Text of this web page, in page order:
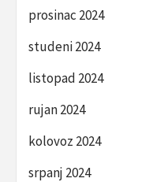
prosinac 2024
studeni 2024
listopad 2024
rujan 2024
kolovoz 2024
srpanj 2024